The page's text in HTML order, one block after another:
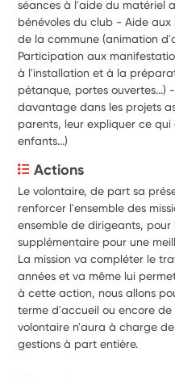
séances à l'aide du matériel
bénévoles du club - Aide
de la commune (animation
Participation aux
à l'installation et à la
pétanque, portes ouvertes...)
davantage dans les projets
parents, leur expliquer ce qui
enfants...)
Actions
Le volontaire, de part sa
renforcer l'ensemble des
ensemble de dirigeants,
supplémentaire pour une
La mission va compléter le
années et va même lui
à cette action, nous allons
terme d'accueil ou encore
volontaire n'aura à charge
gestions à part entière.